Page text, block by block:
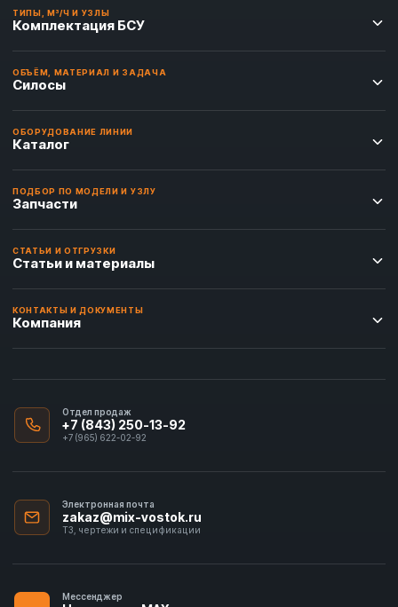
ТИПЫ, М³/Ч И УЗЛЫ
Комплектация БСУ
ОБЪЁМ, МАТЕРИАЛ И ЗАДАЧА
Силосы
ОБОРУДОВАНИЕ ЛИНИИ
Каталог
ПОДБОР ПО МОДЕЛИ И УЗЛУ
Запчасти
СТАТЬИ И ОТГРУЗКИ
Статьи и материалы
КОНТАКТЫ И ДОКУМЕНТЫ
Компания
Отдел продаж
+7 (843) 250-13-92
+7 (965) 622-02-92
Электронная почта
zakaz@mix-vostok.ru
ТЗ, чертежи и спецификации
Мессенджер